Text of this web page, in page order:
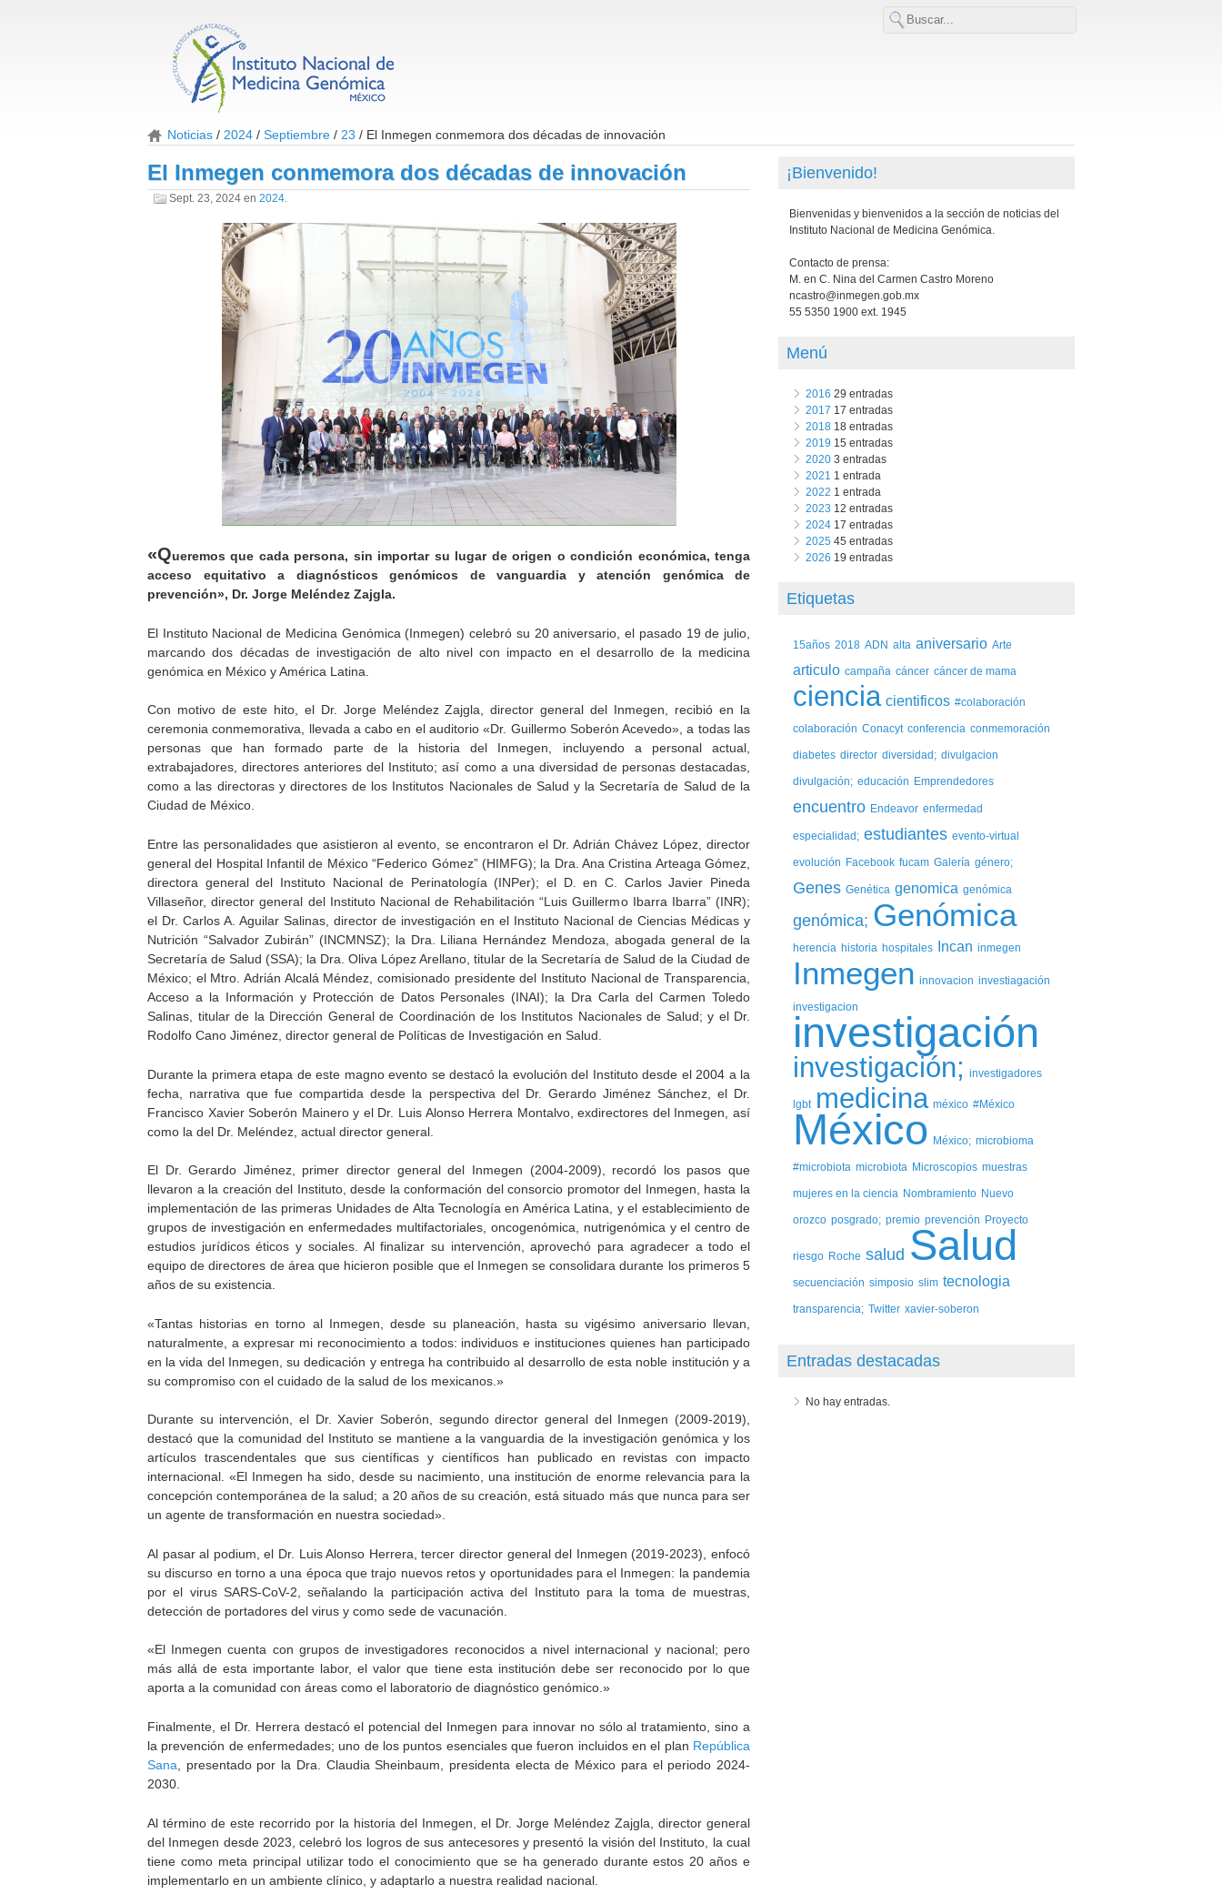
Noticias 2024 Septiembre 23 El Inmegen conmemora dos décadas de innovación
El Inmegen conmemora dos décadas de innovación
Sept. 23, 2024 en 2024.
«Queremos que cada persona, sin importar su lugar de origen o condición económica, tenga
acceso equitativo a diagnósticos genómicos de vanguardia y atención genómica de
prevención», Dr. Jorge Meléndez Zajgla.
El Instituto Nacional de Medicina Genómica (Inmegen) celebró su 20 aniversario, el pasado 19 de julio,
marcando dos décadas de investigación de alto nivel con impacto en el desarrollo de la medicina
genómica en México y América Latina.
Con motivo de este hito, el Dr. Jorge Meléndez Zajgla, director general del Inmegen, recibió en la
ceremonia conmemorativa, llevada a cabo en el auditorio «Dr. Guillermo Soberón Acevedo», a todas las
personas que han formado parte de la historia del Inmegen, incluyendo a personal actual,
extrabajadores, directores anteriores del Instituto; así como a una diversidad de personas destacadas,
como a las directoras y directores de los Institutos Nacionales de Salud y la Secretaría de Salud de la
Ciudad de México.
Entre las personalidades que asistieron al evento, se encontraron el Dr. Adrián Chávez López, director
general del Hospital Infantil de México “Federico Gómez” (HIMFG); la Dra. Ana Cristina Arteaga Gómez,
directora general del Instituto Nacional de Perinatología (INPer); el D. en C. Carlos Javier Pineda
Villaseñor, director general del Instituto Nacional de Rehabilitación “Luis Guillermo Ibarra Ibarra” (INR);
el Dr. Carlos A. Aguilar Salinas, director de investigación en el Instituto Nacional de Ciencias Médicas y
Nutrición “Salvador Zubirán” (INCMNSZ); la Dra. Liliana Hernández Mendoza, abogada general de la
Secretaría de Salud (SSA); la Dra. Oliva López Arellano, titular de la Secretaría de Salud de la Ciudad de
México; el Mtro. Adrián Alcalá Méndez, comisionado presidente del Instituto Nacional de Transparencia,
Acceso a la Información y Protección de Datos Personales (INAI); la Dra Carla del Carmen Toledo
Salinas, titular de la Dirección General de Coordinación de los Institutos Nacionales de Salud; y el Dr.
Rodolfo Cano Jiménez, director general de Políticas de Investigación en Salud.
Durante la primera etapa de este magno evento se destacó la evolución del Instituto desde el 2004 a la
fecha, narrativa que fue compartida desde la perspectiva del Dr. Gerardo Jiménez Sánchez, el Dr.
Francisco Xavier Soberón Mainero y el Dr. Luis Alonso Herrera Montalvo, exdirectores del Inmegen, así
como la del Dr. Meléndez, actual director general.
El Dr. Gerardo Jiménez, primer director general del Inmegen (2004-2009), recordó los pasos que
llevaron a la creación del Instituto, desde la conformación del consorcio promotor del Inmegen, hasta la
implementación de las primeras Unidades de Alta Tecnología en América Latina, y el establecimiento de
grupos de investigación en enfermedades multifactoriales, oncogenómica, nutrigenómica y el centro de
estudios jurídicos éticos y sociales. Al finalizar su intervención, aprovechó para agradecer a todo el
equipo de directores de área que hicieron posible que el Inmegen se consolidara durante los primeros 5
años de su existencia.
«Tantas historias en torno al Inmegen, desde su planeación, hasta su vigésimo aniversario llevan,
naturalmente, a expresar mi reconocimiento a todos: individuos e instituciones quienes han participado
en la vida del Inmegen, su dedicación y entrega ha contribuido al desarrollo de esta noble institución y a
su compromiso con el cuidado de la salud de los mexicanos.»
Durante su intervención, el Dr. Xavier Soberón, segundo director general del Inmegen (2009-2019),
destacó que la comunidad del Instituto se mantiene a la vanguardia de la investigación genómica y los
artículos trascendentales que sus científicas y científicos han publicado en revistas con impacto
internacional. «El Inmegen ha sido, desde su nacimiento, una institución de enorme relevancia para la
concepción contemporánea de la salud; a 20 años de su creación, está situado más que nunca para ser
un agente de transformación en nuestra sociedad».
Al pasar al podium, el Dr. Luis Alonso Herrera, tercer director general del Inmegen (2019-2023), enfocó
su discurso en torno a una época que trajo nuevos retos y oportunidades para el Inmegen: la pandemia
por el virus SARS-CoV-2, señalando la participación activa del Instituto para la toma de muestras,
detección de portadores del virus y como sede de vacunación.
«El Inmegen cuenta con grupos de investigadores reconocidos a nivel internacional y nacional; pero
más allá de esta importante labor, el valor que tiene esta institución debe ser reconocido por lo que
aporta a la comunidad con áreas como el laboratorio de diagnóstico genómico.»
Finalmente, el Dr. Herrera destacó el potencial del Inmegen para innovar no sólo al tratamiento, sino a
la prevención de enfermedades; uno de los puntos esenciales que fueron incluidos en el plan República
Sana , presentado por la Dra. Claudia Sheinbaum, presidenta electa de México para el periodo 2024-
2030.
Al término de este recorrido por la historia del Inmegen, el Dr. Jorge Meléndez Zajgla, director general
del Inmegen desde 2023, celebró los logros de sus antecesores y presentó la visión del Instituto, la cual
tiene como meta principal utilizar todo el conocimiento que se ha generado durante estos 20 años e
implementarlo en un ambiente clínico, y adaptarlo a nuestra realidad nacional.
¡Bienvenido!
Bienvenidas y bienvenidos a la sección de noticias del
Instituto Nacional de Medicina Genómica.
Contacto de prensa:
M. en C. Nina del Carmen Castro Moreno
ncastro@inmegen.gob.mx
55 5350 1900 ext. 1945
Menú
2016 29 entradas
2017 17 entradas
201818 entradas
2019 15 entradas
20203 entradas
2021 1 entrada
2022 1 entrada
2023 12 entradas
202417 entradas
2025 45 entradas
2026 19 entradas
Etiquetas
15años 2018 ADN alta aniversario Arte
articulo campaña cáncer cáncer de mama
ciencia cientificos #colaboración
colaboración Conacyt conferencia conmemoración
diabetes director diversidad; divulgacion
divulgación; educación Emprendedores
encuentro Endeavor enfermedad
especialidad; estudiantes evento-virtual
evolución Facebook fucam Galería género;
Genes Genética genomica genómica
genómica; Genómica
herencia historia hospitales Incan inmegen
Inmegen innovacion investiagación
investigacion
investigación
investigación; investigadores
lgbt medicina méxico #México
México México; microbioma
#microbiota microbiota Microscopios muestras
mujeres en la ciencia Nombramiento Nuevo
orozco posgrado; premio prevención Proyecto
riesgo Roche salud Salud
secuenciación simposio slim tecnologia
transparencia; Twitter xavier-soberon
Entradas destacadas
No hay entradas.